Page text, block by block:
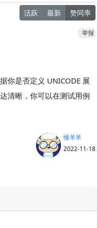
活跃 最新 赞同率
举报
你是否定义 UNICODE 展
清晰，你可以在测试用例
慢羊羊
2022-11-18